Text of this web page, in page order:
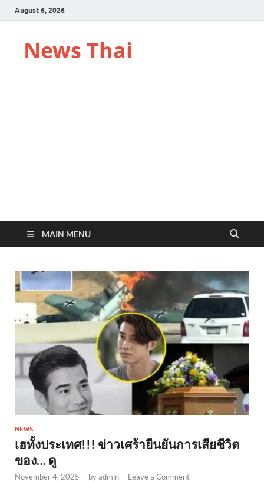
August 6, 2026
News Thai
MAIN MENU
NEWS
เฮทั้งประเทศ!!! ข่าวเศร้ายืนยันการเสียชีวิต
ของ… ดู
November 4, 2025 - byadmin - Leave a Comment